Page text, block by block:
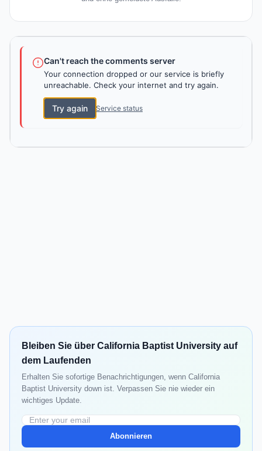
Can't reach the comments server
Your connection dropped or our service is briefly
unreachable. Check your internet and try again.
Try again Service status
Bleiben Sie über California Baptist University auf
dem Laufenden
Erhalten Sie sofortige Benachrichtigungen, wenn California
Baptist University down ist. Verpassen Sie nie wieder ein
wichtiges Update.
Abonnieren